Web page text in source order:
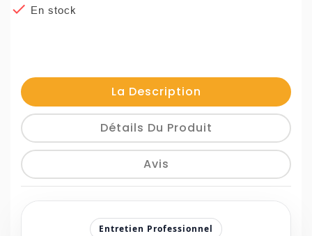
 En stock
La Description
Détails Du Produit
Avis
Entretien Professionnel